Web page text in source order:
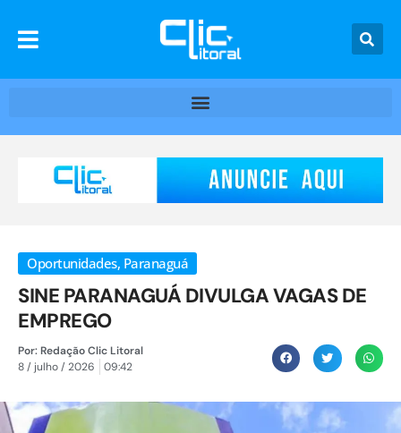
Oportunidades, Paranaguá
SINE PARANAGUÁ DIVULGA VAGAS DE
EMPREGO
Por:Redação Clic Litoral
8 / julho / 2026
09:42